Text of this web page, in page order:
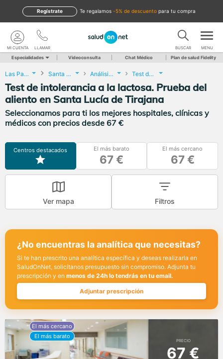
te regalamos -5% de descuento para tu compra
Regístrate
LLAMAR
MI CUENTA BUSCAR MENU
Especialidades Videoconsulta Chat Médico Plan de salud Fidelity
Las Palmas Santa Lucía de Tirajana Análisis Clínicos Test de intolerancia a la lactosa. Prueba del aliento
Test de intolerancia a la lactosa. Prueba del
aliento en Santa Lucía de Tirajana
Seleccionamos para ti los mejores hospitales, clínicas y
médicos con precios desde 67 €
Centros destacados El más barato
67 €
El más cercano
67 €
Ver mapa Filtros
¿No encuentras la analítica que necesitas?
Si te han prescrito una analítica específica y deseas realizarla en
SaludOnNet, solicítanos presupuesto sin compromiso. Adjunta tu
prescripción y en menos de 24h lo tendrás en tu email.
Adjuntar prescripción
PRECIO
67 €